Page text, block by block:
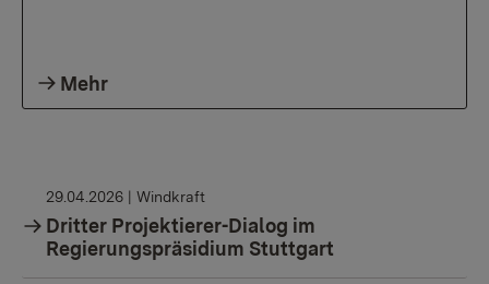
Mehr
29.04.2026 | Windkraft
Dritter Projektierer-Dialog im
Regierungspräsidium Stuttgart